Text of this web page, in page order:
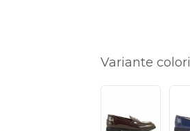
Variante colori